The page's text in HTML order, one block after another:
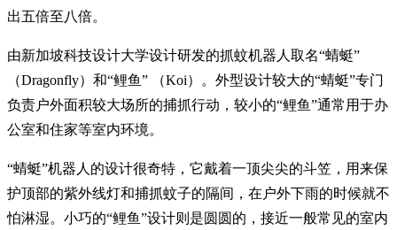
出五倍至八倍。
由新加坡科技设计大学设计研发的抓蚊机器人取名“蜻蜓”
（Dragonfly）和“鲤鱼” （Koi）。外型设计较大的“蜻蜓”专门
负责户外面积较大场所的捕抓行动，较小的“鲤鱼”通常用于办
公室和住家等室内环境。
“蜻蜓”机器人的设计很奇特，它戴着一顶尖尖的斗笠，用来保
护顶部的紫外线灯和捕抓蚊子的隔间，在户外下雨的时候就不
怕淋湿。小巧的“鲤鱼”设计则是圆圆的，接近一般常见的室内